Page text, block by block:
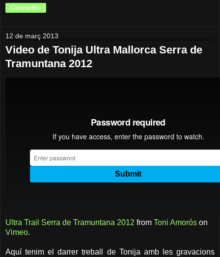
Comparteix
12 de març 2013
Video de Tonija Ultra Mallorca Serra de
Tramuntana 2012
Ultra Trail Serra de Tramuntana 2012 from Toni Amorós on
Vimeo.
Aquí tenim el darrer treball de Tonija amb les gravacions